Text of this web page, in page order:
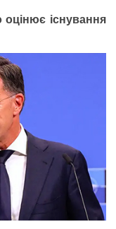
оцінює існування